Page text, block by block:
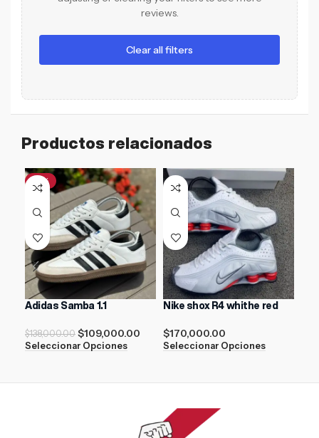
reviews.
Clear all filters
Productos relacionados
-21%
Adidas Samba 1.1
$138,000.00 $109,000.00
Seleccionar Opciones
Nike shox R4 whithe red
$170,000.00
Seleccionar Opciones